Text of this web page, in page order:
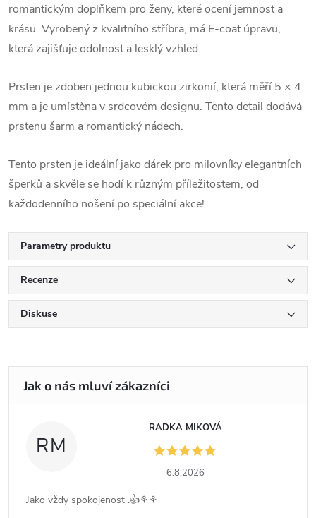
romantickým doplňkem pro ženy, které ocení jemnost a
krásu. Vyrobený z kvalitního stříbra, má E-coat úpravu,
která zajišťuje odolnost a lesklý vzhled.
Prsten je zdoben jednou kubickou zirkonií, která měří 5 × 4
mm a je umístěna v srdcovém designu. Tento detail dodává
prstenu šarm a romantický nádech.
Tento prsten je ideální jako dárek pro milovníky elegantních
šperků a skvěle se hodí k různým příležitostem, od
každodenního nošení po speciální akce!
Parametry produktu
Recenze
Diskuse
RM
RADKA MIKOVÁ
6.8.2026
Jako vždy spokojenost .👍⚘️⚘️